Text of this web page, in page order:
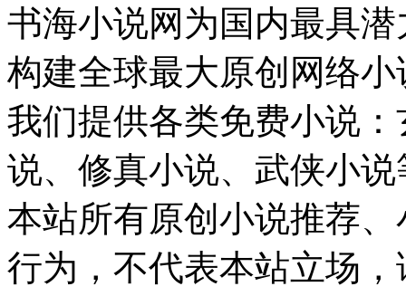
书海小说网为国内最具
构建全球最大原创网络小
我们提供各类免费小说
说、修真小说、武侠小
本站所有原创小说推荐
行为，不代表本站立场